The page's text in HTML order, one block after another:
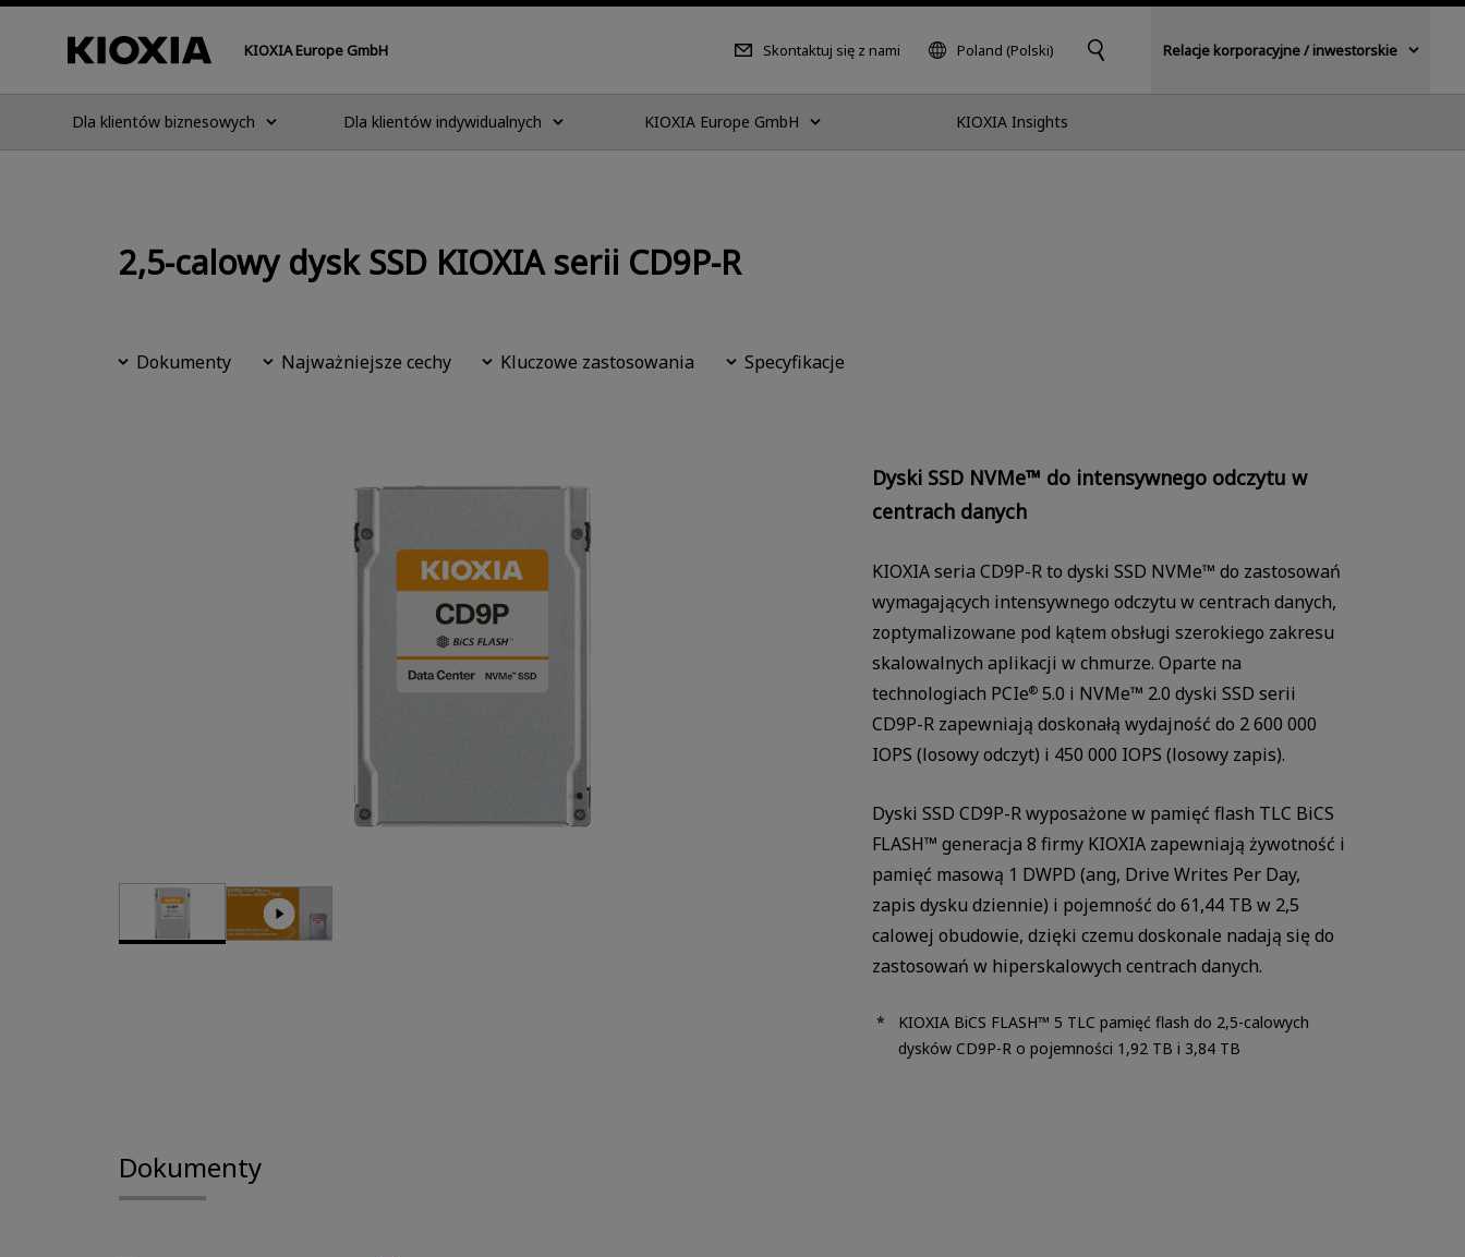
KIOXIA Europe GmbH Skontaktuj się z nami Poland (Polski) Relacje korporacyjne / inwestorskie
Dla klientów biznesowych Dla klientów indywidualnych KIOXIA Europe GmbH KIOXIA Insights
2,5-calowy dysk SSD KIOXIA serii CD9P-R
Dokumenty Najważniejsze cechy Kluczowe zastosowania Specyfikacje
Dyski SSD NVMe™ do intensywnego odczytu w
centrach danych
KIOXIA seria CD9P-R to dyski SSD NVMe™ do zastosowań
wymagających intensywnego odczytu w centrach danych,
zoptymalizowane pod kątem obsługi szerokiego zakresu
skalowalnych aplikacji w chmurze. Oparte na
technologiach PCIe® 5.0 i NVMe™ 2.0 dyski SSD serii
CD9P-R zapewniają doskonałą wydajność do 2 600 000
IOPS (losowy odczyt) i 450 000 IOPS (losowy zapis).
Dyski SSD CD9P-R wyposażone w pamięć flash TLC BiCS
FLASH™ generacja 8 firmy KIOXIA zapewniają żywotność i
pamięć masową 1 DWPD (ang, Drive Writes Per Day,
zapis dysku dziennie) i pojemność do 61,44 TB w 2,5
calowej obudowie, dzięki czemu doskonale nadają się do
zastosowań w hiperskalowych centrach danych.
KIOXIA BiCS FLASH™ 5 TLC pamięć flash do 2,5-calowych
dysków CD9P-R o pojemności 1,92 TB i 3,84 TB
Dokumenty